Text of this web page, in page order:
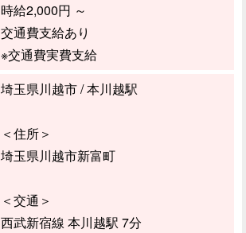
時給2,000円 ～
交通費支給あり
※交通費実費支給
埼玉県川越市 / 本川越駅
＜住所＞
埼玉県川越市新富町
＜交通＞
西武新宿線 本川越駅 7分